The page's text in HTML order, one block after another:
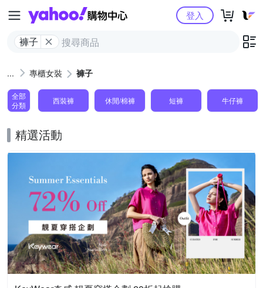
Yahoo購物中心
褲子
登入
專櫃女裝 褲子
全部
分類
西裝褲 休閒/棉褲 短褲 牛仔褲
精選活動